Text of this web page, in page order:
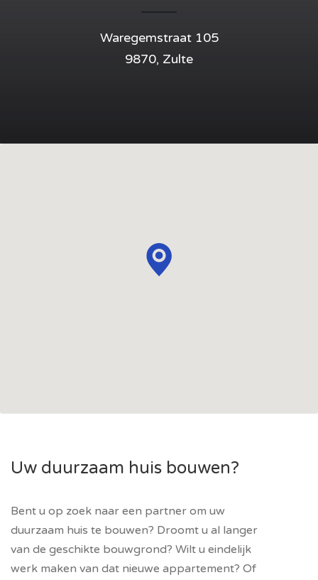
Waregemstraat 105
9870, Zulte
Uw duurzaam huis bouwen?
Bent u op zoek naar een partner om uw
duurzaam huis te bouwen? Droomt u al langer
van de geschikte bouwgrond? Wilt u eindelijk
werk maken van dat nieuwe appartement? Of